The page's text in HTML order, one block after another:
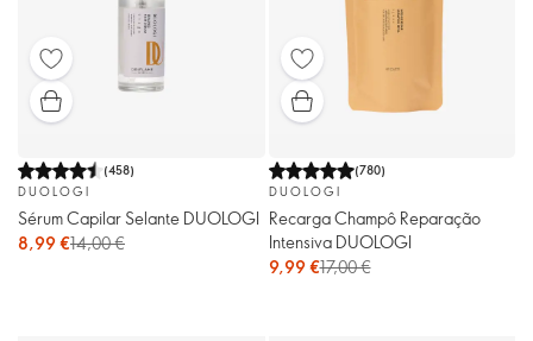
(458)
DUOLOGI
Sérum Capilar Selante DUOLOGI
8,99 €14,00 €
(780)
DUOLOGI
Recarga Champô Reparação
Intensiva DUOLOGI
9,99 €17,00 €